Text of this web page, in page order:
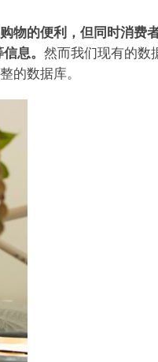
物的便利，但同时消费
息。 然而我们现有的数
的数据库。